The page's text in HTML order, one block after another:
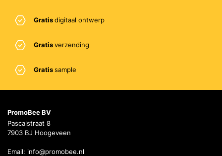
Gratisdigitaal ontwerp
Gratisverzending
Gratissample
PromoBee BV
Pascalstraat 8
7903 BJ Hoogeveen
Email: info@promobee.nl